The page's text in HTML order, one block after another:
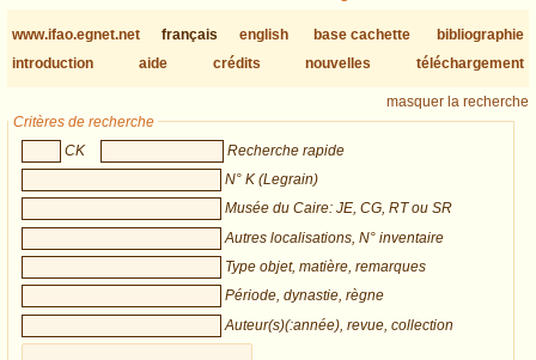
www.ifao.egnet.net français english base cachette
bibliographie
introduction
aide crédits nouvelles téléchargement
masquer la recherche
Critères de recherche
CK
Recherche rapide
N° K (Legrain)
Musée du Caire: JE, CG, RT ou SR
Autres localisations, N° inventaire
Type objet, matière, remarques
Période, dynastie, règne
Auteur(s)(:année), revue, collection